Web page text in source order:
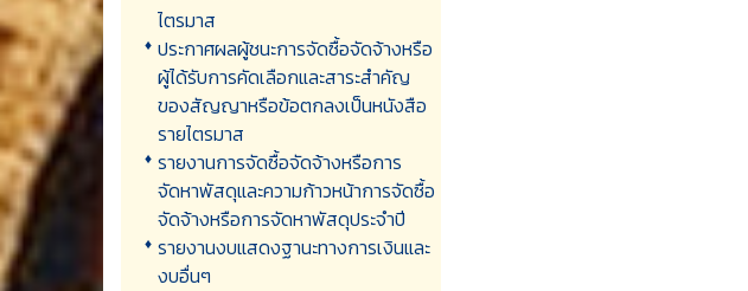
ไตรมาส
ประกาศผลผู้ชนะการจัดซื้อจัดจ้างหรือ
ผู้ได้รับการคัดเลือกและสาระสำคัญ
ของสัญญาหรือข้อตกลงเป็นหนังสือ
รายไตรมาส
รายงานการจัดซื้อจัดจ้างหรือการ
จัดหาพัสดุและความก้าวหน้าการจัดซื้อ
จัดจ้างหรือการจัดหาพัสดุประจำปี
รายงานงบแสดงฐานะทางการเงินและ
งบอื่นๆ